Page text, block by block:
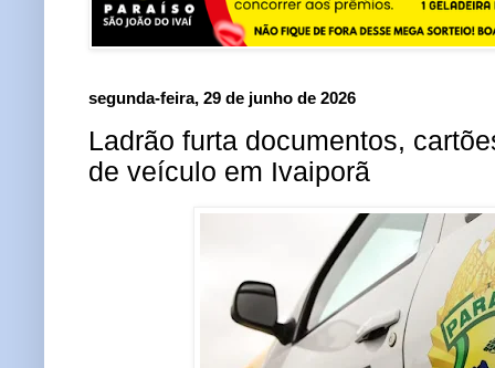
segunda-feira, 29 de junho de 2026
Ladrão furta documentos,
de veículo em Ivaiporã